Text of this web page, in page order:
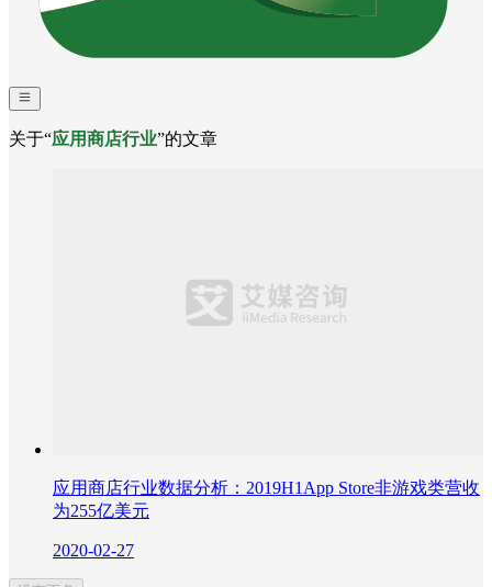
关于“应用商店行业”的文章
应用商店行业数据分析：2019H1App Store非游戏类营收
为255亿美元
2020-02-27